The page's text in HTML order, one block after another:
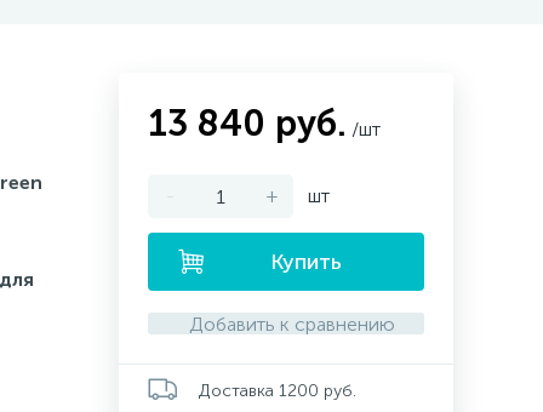
13 840 руб. /шт
- + шт
Купить
Добавить к сравнению
Доставка 1200 руб.